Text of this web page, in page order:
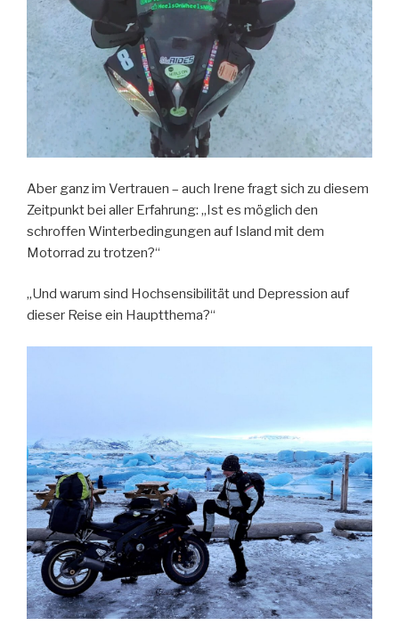
Aber ganz im Vertrauen – auch Irene fragt sich zu diesem
Zeitpunkt bei aller Erfahrung: „Ist es möglich den
schroffen Winterbedingungen auf Island mit dem
Motorrad zu trotzen?“
„Und warum sind Hochsensibilität und Depression auf
dieser Reise ein Hauptthema?“